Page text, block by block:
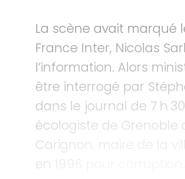
La scène avait marqué
France Inter, Nicolas
l’information. Alors
être interrogé par
dans le journal de 7 h
écologiste de Grenoble
Carignon, maire de la
en 1996 pour corruption.